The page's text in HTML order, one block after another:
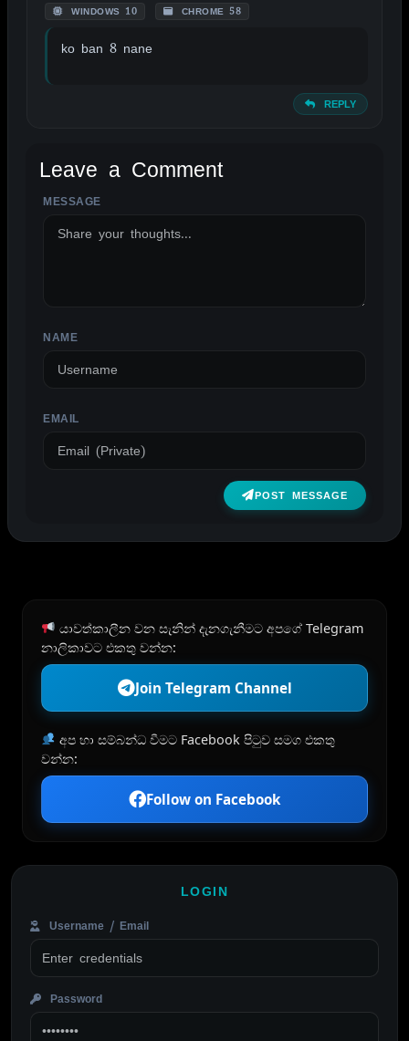
WINDOWS 10 CHROME 58
ko ban 8 nane
REPLY
Leave a Comment
MESSAGE
NAME
EMAIL
POST MESSAGE
ALTERNATIVE:
යාවත්කාලීන වන සැනින් දැනගැනීමට අපගේ Telegram
නාලිකාවට එකතු වන්න:
Join Telegram Channel
අප හා සම්බන්ධ වීමට Facebook පිටුව සමග එකතු
වන්න:
Follow on Facebook
LOGIN
Username / Email
Password